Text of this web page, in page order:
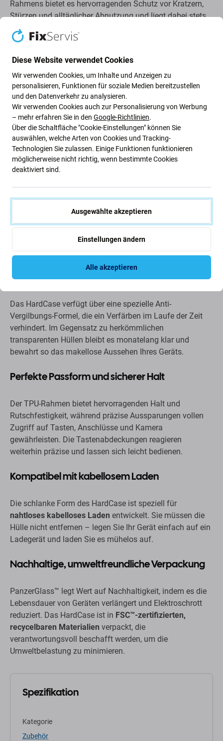
Rahmens bietet es hervorragenden Schutz vor Kratzern,
Stürzen und alltäglicher Abnutzung und liegt dabei stets
komfortabel und sicher in der Hand.
Militärstandard
Das HardCase kombiniert eine robuste PC-Rückseite mit
einem stoßdämpfenden TPU-Rahmen und bietet so
optimalen Schutz vor Stößen. Es wurde unter extremen
Bedingungen getestet und erfülltdreifache
Militärstandards, wodurch Ihr Gerät im täglichen
Gebrauch bestens geschützt ist.
versehen, die bis zu 99 % der gängigen Bakterien
abtötet. Die Beschichtung ist nach JIS 22810/ISO 22196
zertifiziert und entspricht den EU-BPR-Vorschriften. Sie ist
verschleißfest und behält ihre Langzeitwirkung.
Vergilbungsfreie Klarheit
Das HardCase verfügt über eine spezielle Anti-
Vergilbungs-Formel, die ein Verfärben im Laufe der Zeit
verhindert. Im Gegensatz zu herkömmlichen
transparenten Hüllen bleibt es monatelang klar und
bewahrt so das makellose Aussehen Ihres Geräts.
Perfekte Passform und sicherer Halt
Der TPU-Rahmen bietet hervorragenden Halt und
Rutschfestigkeit, während präzise Aussparungen vollen
Zugriff auf Tasten, Anschlüsse und Kamera
gewährleisten. Die Tastenabdeckungen reagieren
weiterhin präzise und lassen sich leicht bedienen.
Kompatibel mit kabellosem Laden
Die schlanke Form des HardCase ist speziell für
nahtloses kabelloses Laden entwickelt. Sie müssen die
Hülle nicht entfernen – legen Sie Ihr Gerät einfach auf ein
Ladegerät und laden Sie es mühelos auf.
Nachhaltige, umweltfreundliche Verpackung
PanzerGlass™ legt Wert auf Nachhaltigkeit, indem es die
Lebensdauer von Geräten verlängert und Elektroschrott
reduziert. Das HardCase ist in FSC™-zertifizierten,
recycelbaren Materialien verpackt, die
verantwortungsvoll beschafft werden, um die
Umweltbelastung zu minimieren.
Spezifikation
Kategorie
Zubehör
Diese Website verwendet Cookies
Wir verwenden Cookies, um Inhalte und Anzeigen zu
personalisieren, Funktionen für soziale Medien bereitzustellen
und den Datenverkehr zu analysieren.
Wir verwenden Cookies auch zur Personalisierung von Werbung
– mehr erfahren Sie in den Google-Richtlinien.
Über die Schaltfläche "Cookie-Einstellungen" können Sie
auswählen, welche Arten von Cookies und Tracking-
Technologien Sie zulassen. Einige Funktionen funktionieren
möglicherweise nicht richtig, wenn bestimmte Cookies
deaktiviert sind.
Ausgewählte akzeptieren
Einstellungen ändern
Alle akzeptieren